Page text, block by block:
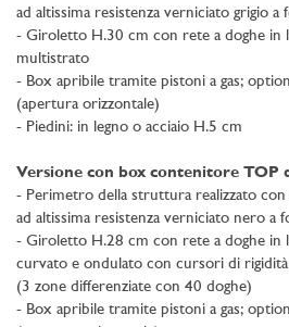
ad altissima resistenza verniciato grigio a
- Giroletto H.30 cm con rete a doghe in
multistrato
- Box apribile tramite pistoni a gas;
(apertura orizzontale)
- Piedini: in legno o acciaio H.5 cm
Versione con box contenitore TOP
- Perimetro della struttura realizzato
ad altissima resistenza verniciato nero a
- Giroletto H.28 cm con rete a doghe in
curvato e ondulato con cursori di rigidità
(3 zone differenziate con 40 doghe)
- Box apribile tramite pistoni a gas;